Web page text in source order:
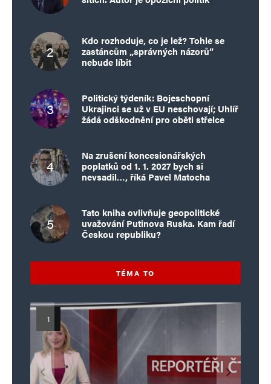
Kdo rozhoduje, co je lež? Tohle se
zastáncům „správných názorů“
nebude líbit
Politický týdeník: Bojeschopní
Ukrajinci se už v EU neschovají; Uhlíř
žádá odškodnění pro oběti střelce
Na zrušení koncesionářských
poplatků od 1. 1. 2027 bych si
nevsadil…, říká Pavel Matocha
Tato kniha ovlivňuje geopolitické
uvažování Putinova Ruska. Kam řadí
Českou republiku?
TÉMA TO
Islamistický teror v EU, 6. díl:
Brutální poprava 85letého
Islamistický teror v EU, 5. díl:
Mýty o Václavu Klausovi:
Pivo, jazz, hádky, loajalita
Vymíráme a politici lžou:
porodnost nezachrání